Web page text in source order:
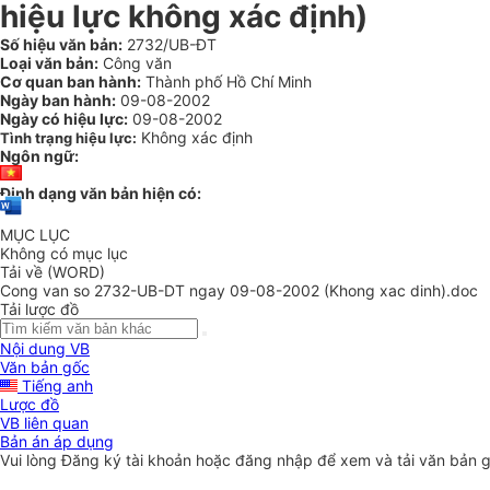
hiệu lực không xác định)
Số hiệu văn bản: 2732/UB-ĐT
Loại văn bản: Công văn
Cơ quan ban hành: Thành phố Hồ Chí Minh
Ngày ban hành: 09-08-2002
Ngày có hiệu lực: 09-08-2002
Tình trạng hiệu lực: Không xác định
Ngôn ngữ:
Định dạng văn bản hiện có:
MỤC LỤC
Không có mục lục
Tải về (WORD)
Cong van so 2732-UB-DT ngay 09-08-2002 (Khong xac dinh).doc
Tải lược đồ
Nội dung VB
Văn bản gốc
Tiếng anh
Lược đồ
VB liên quan
Bản án áp dụng
Vui lòngĐăng ký tài khoản hoặc đăng nhập để xem và tải văn bản